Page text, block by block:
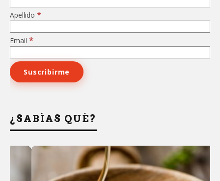
Apellido *
Email *
¿SABÍAS QUÉ?